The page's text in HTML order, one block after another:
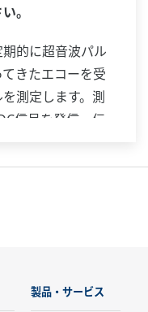
。
的に超音波パル
きたエコーを受
測定します。測
信号を発信・伝
体形設計で、小
製品・サービス